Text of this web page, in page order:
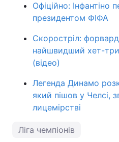
Офіційно: Інфантіно
президентом ФІФА
Скоростріл:
найшвидший хет-
(відео)
Легенда Динамо
який пішов у Челсі,
лицемірстві
Ліга чемпіонів